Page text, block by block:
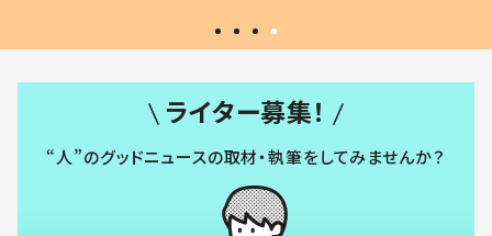
ライター募集！
“人”のグッドニュースの取材・執筆をしてみませんか？